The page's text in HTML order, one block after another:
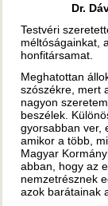
Dr.
Testvéri
méltóságainkat,
honfitársamat.
Meghatottan
szószékre, mert
nagyon
beszélek.
gyorsabban ver,
amikor a több,
Magyar
abban, hogy az
nemzetrésznek
azok barátainak